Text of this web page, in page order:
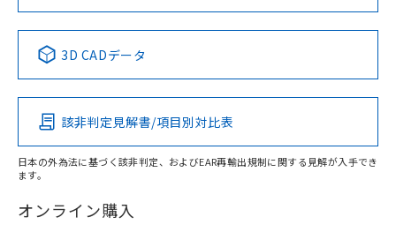
Pb Hg Cd Cr(VI)
O
在庫等で未対応品が混在する可能性があります。
3D CADデータ
該非判定見解書/項目別対比表
日本の外為法に基づく該非判定、およびEAR再輸出規制に関する見解が入手でき
ます。
オンライン購入